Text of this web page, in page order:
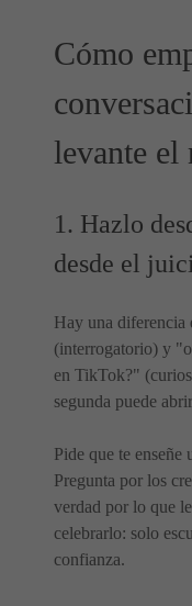
Cómo
levante
1. Hazlo
desde el
Hay una diferencia
(interrogatorio) y
en TikTok?"
segunda puede
Pide que te enseñe
Pregunta por los
verdad por lo que
celebrarlo: solo
confianza.